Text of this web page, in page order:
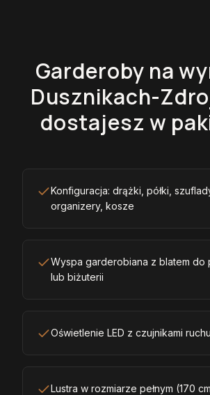
Garderoby na
Dusznikach-
dostajesz w
Konfiguracja: drążki, półki,
organizery, kosze
Wyspa garderobiana z blatem do
lub biżuterii
Oświetlenie LED z czujnikami ruchu
Lustra w rozmiarze pełnym (170